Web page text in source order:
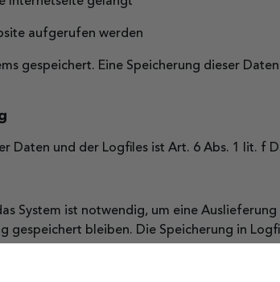
aufgerufen werden
gespeichert. Eine Speicherung dieser
Daten und der Logfiles ist Art. 6 Abs. 1 lit. f
System ist notwendig, um eine
gespeichert bleiben. Die Speicherung in
und zur Sicherstellung der Sicherheit
In diesen Zwecken liegt auch unser